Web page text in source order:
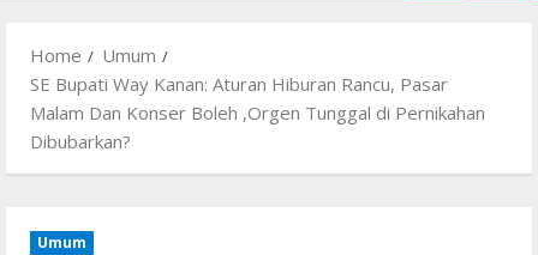
Home
Umum
SE Bupati Way Kanan: Aturan Hiburan Rancu, Pasar
Malam Dan Konser Boleh ,Orgen Tunggal di Pernikahan
Dibubarkan?
Umum